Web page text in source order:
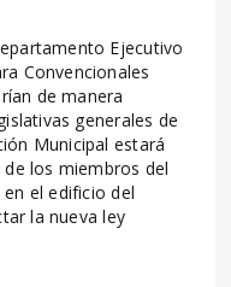
Ejecutivo
Convencionales
de manera
generales de
Municipal estará
los miembros del
el edificio del
la nueva ley